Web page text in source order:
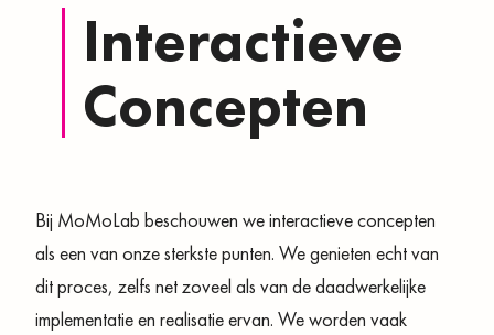
Interactieve
Concepten
Bij MoMoLab beschouwen we interactieve concepten
als een van onze sterkste punten. We genieten echt van
dit proces, zelfs net zoveel als van de daadwerkelijke
implementatie en realisatie ervan. We worden vaak